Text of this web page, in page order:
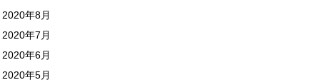
2020年8月
2020年7月
2020年6月
2020年5月